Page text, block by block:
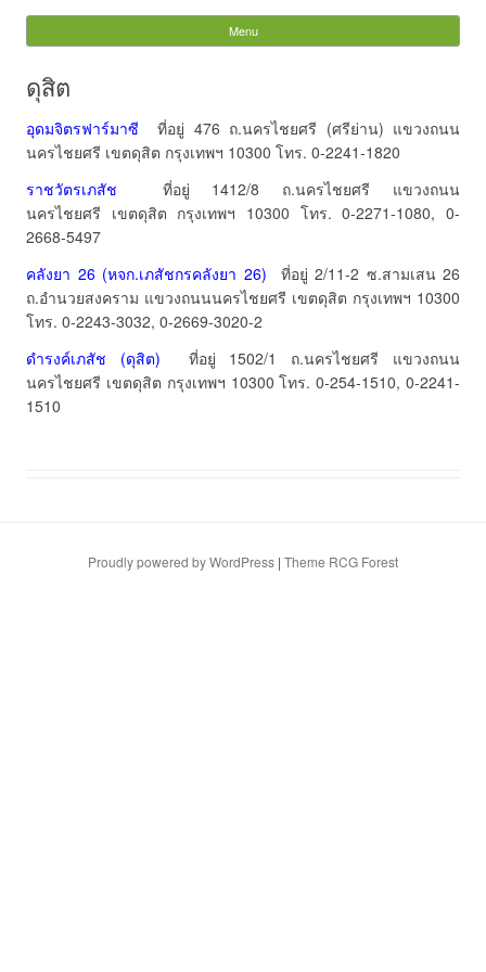
Tiger Dragon Dispensary
& Manufacturer
Search
for:
Menu
ดุสิต
อุดมจิตรฟาร์มาซี
ที่อยู่ 476 ถ.นครไชยศรี (ศรีย่าน) แขวงถนน
นครไชยศรี เขตดุสิต กรุงเทพฯ 10300 โทร. 0-2241-1820
ราชวัตรเภสัช ที่อยู่ 1412/8 ถ.นครไชยศรี แขวงถนน
นครไชยศรี เขตดุสิต กรุงเทพฯ 10300 โทร. 0-2271-1080, 0-
2668-5497
คลังยา 26 (หจก.เภสัชกรคลังยา 26) ที่อยู่ 2/11-2 ซ.สามเสน 26
ถ.อำนวยสงคราม แขวงถนนนครไชยศรี เขตดุสิต กรุงเทพฯ 10300
โทร. 0-2243-3032, 0-2669-3020-2
ดำรงค์เภสัช (ดุสิต) ที่อยู่ 1502/1 ถ.นครไชยศรี แขวงถนน
นครไชยศรี เขตดุสิต กรุงเทพฯ 10300 โทร. 0-254-1510, 0-2241-
1510
Proudly powered by WordPress | Theme RCG Forest